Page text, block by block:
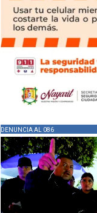
DENUNCIA AL 086